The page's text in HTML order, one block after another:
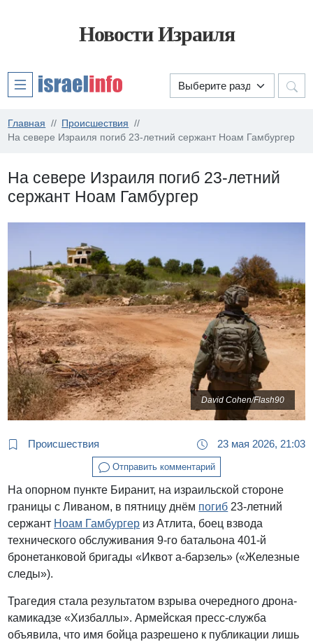
Новости Израиля
Главная
Происшествия
На севере Израиля погиб 23-летний сержант Ноам Гамбургер
На севере Израиля погиб 23-летний
сержант Ноам Гамбургер
David Cohen/Flash90
Происшествия 23 мая 2026, 21:03
Отправить комментарий
На опорном пункте Биранит, на израильской стороне
границы с Ливаном, в пятницу днём погиб 23-летний
сержант Ноам Гамбургер из Атлита, боец взвода
технического обслуживания 9-го батальона 401-й
бронетанковой бригады «Иквот а-барзель» («Железные
следы»).
Трагедия стала результатом взрыва очередного дрона-
камикадзе «Хизбаллы». Армейская пресс-служба
объявила, что имя бойца разрешено к публикации лишь